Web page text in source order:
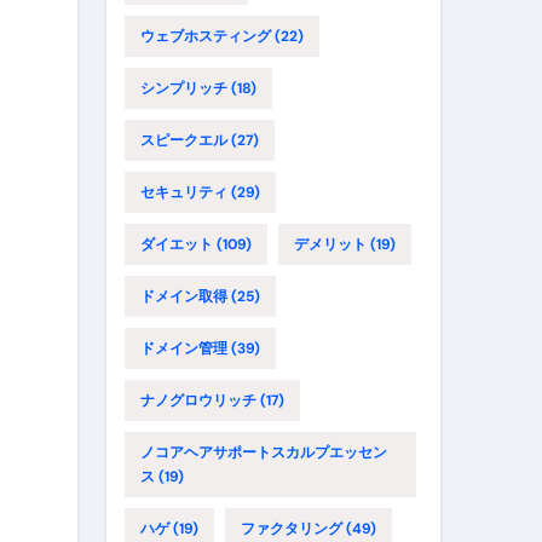
ウェブホスティング(22)
シンプリッチ(18)
スピークエル(27)
セキュリティ (29)
ダイエット (109) デメリット (19)
ドメイン取得(25)
ドメイン管理(39)
ナノグロウリッチ(17)
ノコアヘアサポートスカルプエッセン
ス (19)
ハゲ(19) ファクタリング(49)